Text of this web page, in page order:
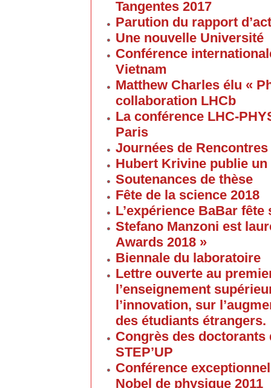
Tangentes 2017
Parution du rapport
Une nouvelle Université
Conférence
Vietnam
Matthew Charles élu «
collaboration LHCb
La conférence LHC-
Paris
Journées de
Hubert Krivine publie
Soutenances de thèse
Fête de la science 2018
L’expérience BaBar fête
Stefano Manzoni est
Awards 2018 »
Biennale du laboratoire
Lettre ouverte au
l’enseignement
l’innovation, sur
des étudiants étrangers.
Congrès des doctorants
STEP’UP
Conférence
Nobel de physique 2011